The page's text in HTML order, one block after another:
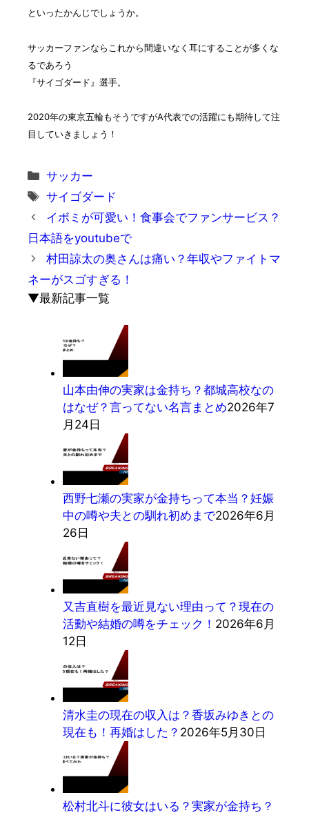
といったかんじでしょうか。
サッカーファンならこれから間違いなく耳にすることが多くな
るであろう
『サイゴダード』選手。
2020年の東京五輪もそうですがA代表での活躍にも期待して注
目していきましょう！
カ
テ
リ
ー
サッカー
タ
グ
サイゴダード
イボミが可愛い！食事会でファンサービス？
日本語をyoutubeで
村田諒太の奥さんは痛い？年収やファイトマ
ネーがスゴすぎる！
▼最新記事一覧
山本由伸の実家は金持ち？都城高校なの
はなぜ？言ってない名言まとめ2026年7
月24日
西野七瀬の実家が金持ちって本当？妊娠
中の噂や夫との馴れ初めまで2026年6月
26日
又吉直樹を最近見ない理由って？現在の
活動や結婚の噂をチェック！ 2026年6月
12日
清水圭の現在の収入は？香坂みゆきとの
現在も！再婚はした？ 2026年5月30日
松村北斗に彼女はいる？実家が金持ち？